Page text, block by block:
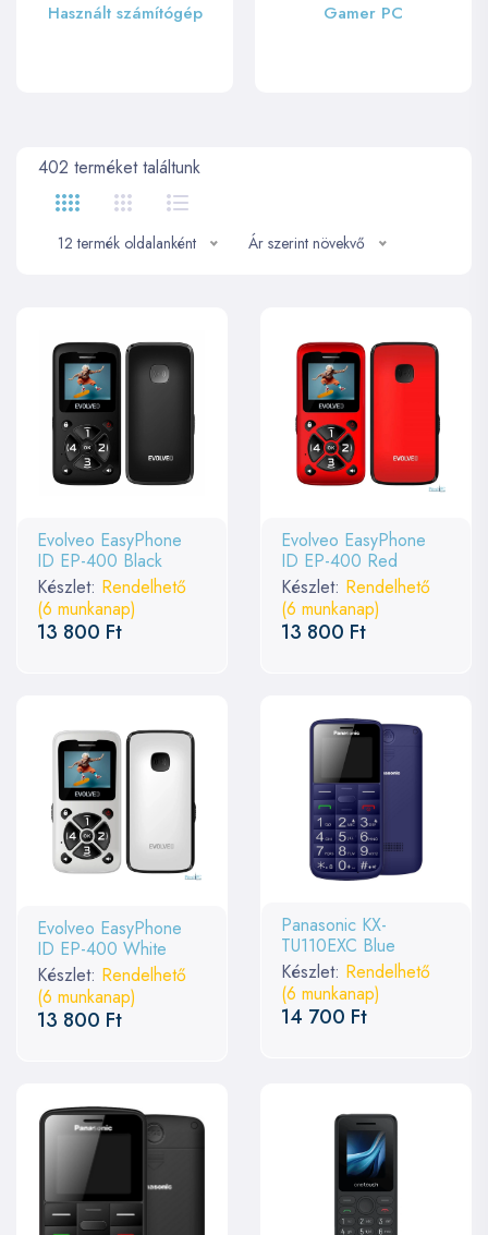
402 terméket találtunk
12 termék oldalanként Ár szerint növekvő
Evolveo EasyPhone
ID EP-400 Black
Készlet: Rendelhető
(6 munkanap)
13 800 Ft
Evolveo EasyPhone
ID EP-400 Red
Készlet: Rendelhető
(6 munkanap)
13 800 Ft
Evolveo EasyPhone
ID EP-400 White
Készlet: Rendelhető
(6 munkanap)
13 800 Ft
Panasonic KX-
TU110EXC Blue
Készlet: Rendelhető
(6 munkanap)
14 700 Ft